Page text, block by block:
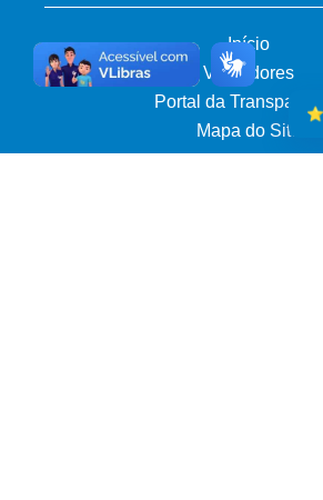
Início
Vereadores
Portal da
Mapa do Site